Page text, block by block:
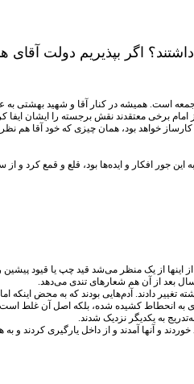
اگر بپذیریم دولت
است. همیشه در کنار آقا و شهید بهشتی
برخی معتقدند نقش برجسته را ایشان ایفا
خواهد بود، همان چیزی که خود آقا هم
افکار و ایده‌ها بود، قلع و قمع کرد و از
از یک منظر می‌شد قید چپ یا قیود پیشین را
اینها در بیانیه‌هایشان در «عصر ما» مواضعشان را نسبت به گذشته تغییر دادند. آدم‌هایی
به انحطاط کشیده شده، بلکه اصل آن غلط است
به یکدیگر نزدیک شدند.
و آنها آمدند و از داخل یارگیری کردند و